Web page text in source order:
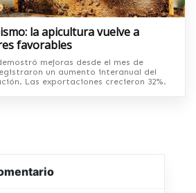
la apicultura vuelve a
favorables
mejoras desde el mes de
un aumento interanual del
Las exportaciones crecieron 32%.